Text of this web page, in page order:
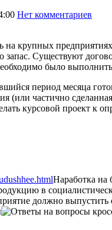
Нет комментариев
на крупных
Существуют
было
период месяца
частично
курсовой проект
Наработка на
в
должно